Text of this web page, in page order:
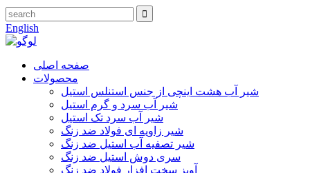
English
صفحه اصلی
محصولات
شیر آب هشت اینچی از جنس استنلس استیل
شیر آب سرد و گرم استیل
شیر آب سرد تک استیل
شیر زاویه ای فولاد ضد زنگ
شیر تصفیه آب استیل ضد زنگ
سری دوش استیل ضد زنگ
آویز سخت افزار فولاد ضد زنگ